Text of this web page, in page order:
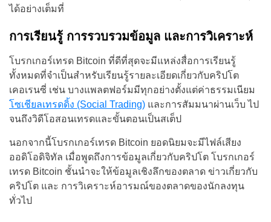
ได้อย่างเต็มที่
การเรียนรู้ การรวบรวมข้อมูล และการวิเคราะห์
โบรกเกอร์เทรด Bitcoin ที่ดีที่สุดจะมีแหล่งสื่อการเรียนรู้
ทั้งหมดที่จำเป็นสำหรับเรียนรู้รายละเอียดเกี่ยวกับคริปโต
เคอเรนซี่ เช่น บางแพลตฟอร์มมีทุกอย่างตั้งแต่ค่าธรรมเนียม
โซเชียลเทรดดิ้ง (Social Trading) และการสัมมนาผ่านเว็บ ไป
จนถึงวิดีโอสอนเทรดและขั้นตอนเป็นสเต็ป
นอกจากนี้โบรกเกอร์เทรด Bitcoin ยอดนิยมจะมีไฟล์เสียง
ออดิโอดิจิทัล เมื่อพูดถึงการข้อมูลเกี่ยวกับคริปโต โบรกเกอร์
เทรด Bitcoin ชั้นนำจะให้ข้อมูลเชิงลึกของตลาด ข่าวเกี่ยวกับ
คริปโต และ การวิเคราะห์อารมณ์ของตลาดของนักลงทุน
ทั่วไป